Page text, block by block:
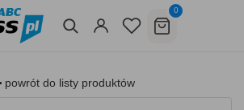
0
powrót do listy produktów